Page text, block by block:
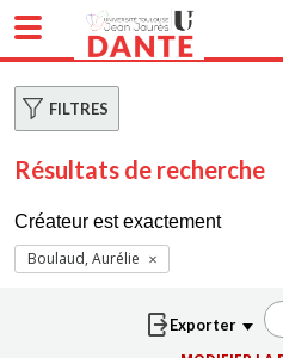
FILTRES
Résultats de recherche
Créateur est exactement
Boulaud, Aurélie